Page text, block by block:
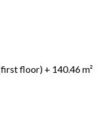
floor) + 140.46 m²